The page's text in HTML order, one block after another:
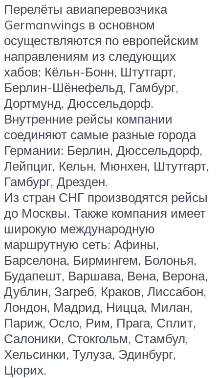
Перелёты авиаперевозчика
Germanwings в основном
осуществляются по европейским
направлениям из следующих
хабов: Кёльн-Бонн, Штутгарт,
Берлин-Шёнефельд, Гамбург,
Дортмунд, Дюссельдорф.
Внутренние рейсы компании
соединяют самые разные города
Германии: Берлин, Дюссельдорф,
Лейпциг, Кельн, Мюнхен, Штутгарт,
Гамбург, Дрезден.
Из стран СНГ производятся рейсы
до Москвы. Также компания имеет
широкую международную
маршрутную сеть: Афины,
Барселона, Бирмингем, Болонья,
Будапешт, Варшава, Вена, Верона,
Дублин, Загреб, Краков, Лиссабон,
Лондон, Мадрид, Ницца, Милан,
Париж, Осло, Рим, Прага, Сплит,
Салоники, Стокгольм, Стамбул,
Хельсинки, Тулуза, Эдинбург,
Цюрих.